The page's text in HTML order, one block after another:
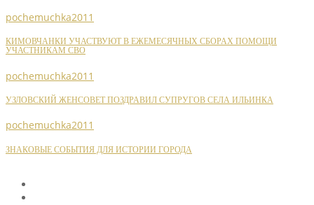
pochemuchka2011
КИМОВЧАНКИ УЧАСТВУЮТ В ЕЖЕМЕСЯЧНЫХ СБОРАХ ПОМОЩИ
УЧАСТНИКАМ СВО
pochemuchka2011
УЗЛОВСКИЙ ЖЕНСОВЕТ ПОЗДРАВИЛ СУПРУГОВ СЕЛА ИЛЬИНКА
pochemuchka2011
ЗНАКОВЫЕ СОБЫТИЯ ДЛЯ ИСТОРИИ ГОРОДА